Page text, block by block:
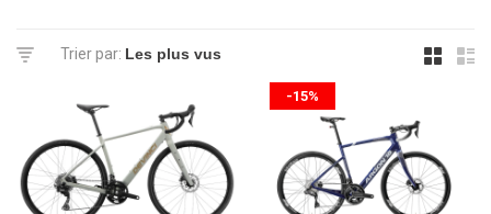
Trier par:
-15%